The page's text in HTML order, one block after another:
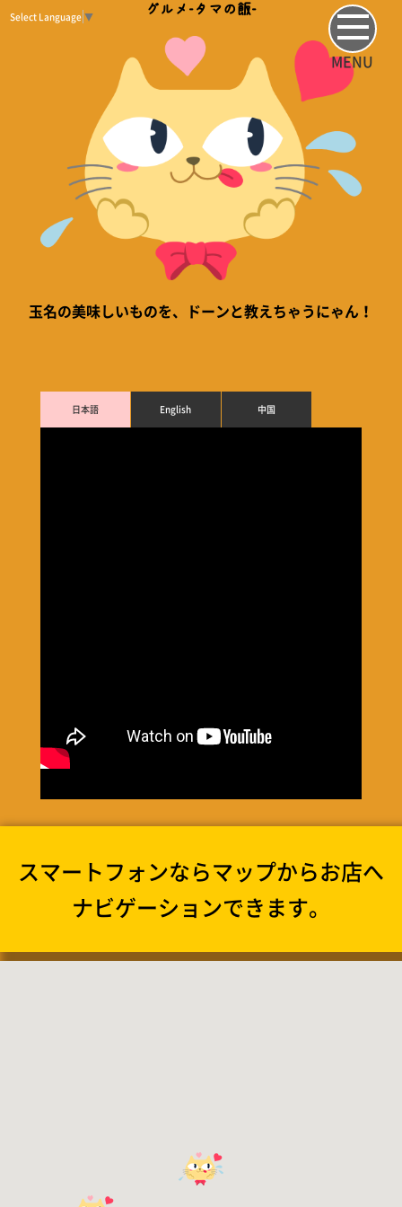
MENU
Select Language ▼
グルメ-タマの飯-
玉名の美味しいものを、ドーンと教えちゃうにゃん！
日本語 English 中国
スマートフォンならマップからお店へ
ナビゲーションできます。